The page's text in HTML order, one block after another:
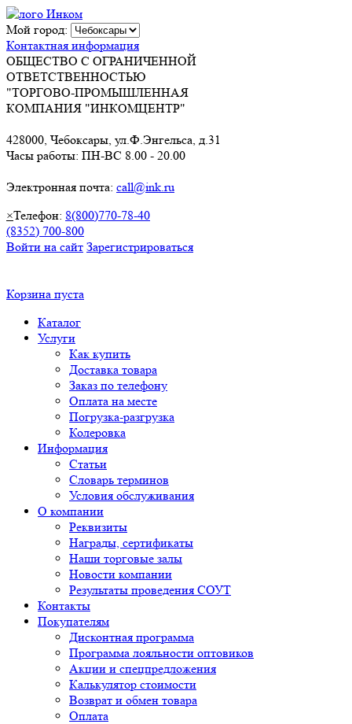
Мой город:
Контактная информация
ОБЩЕСТВО С ОГРАНИЧЕННОЙ
ОТВЕТСТВЕННОСТЬЮ
"ТОРГОВО-ПРОМЫШЛЕННАЯ
КОМПАНИЯ "ИНКОМЦЕНТР"
428000, Чебоксары, ул.Ф.Энгельса, д.31
Часы работы: ПН-ВС 8.00 - 20.00
Электронная почта: call@ink.ru
×Телефон: 8(800)770-78-40
(8352) 700-800
Войти на сайт Зарегистрироваться
Корзина пуста
Каталог
Услуги
Как купить
Доставка товара
Заказ по телефону
Оплата на месте
Погрузка-разгрузка
Колеровка
Информация
Статьи
Словарь терминов
Условия обслуживания
О компании
Реквизиты
Награды, сертификаты
Наши торговые залы
Новости компании
Результаты проведения СОУТ
Контакты
Покупателям
Дисконтная программа
Программа лояльности оптовиков
Акции и спецпредложения
Калькулятор стоимости
Возврат и обмен товара
Оплата